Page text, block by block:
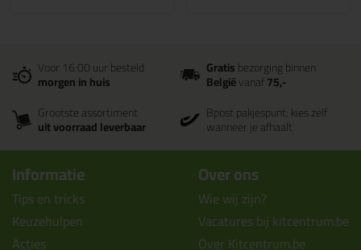
Voor 16:00 uur besteld
morgen in huis
Gratisbezorging binnen
Belgiëvanaf75,-
Grootste assortiment
uit voorraad leverbaar
Bpost pakjespunt: kies zelf
wanneer je afhaalt
Informatie
Tips en tricks
Keuzehulpen
Acties
Over ons
Wie wij zijn?
Vacatures bij kitcentrum.be
Over Kitcentrum.be